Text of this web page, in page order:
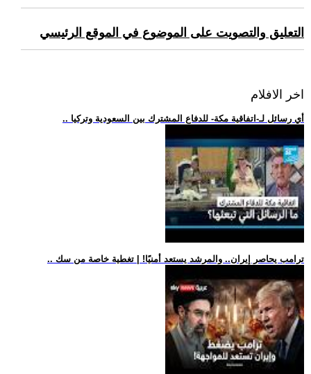
التعليق والتصويت على الموضوع في الموقع الرئيسي
اخر الافلام
.. أي رسائل لـ-اتفاقية مكة- للدفاع المشترك بين السعودية وتركيا
.. ترامب يحاصر إيران.. والمرشد يستعد أمنيًا! | تغطية خاصة من سك